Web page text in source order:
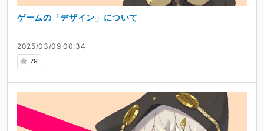
2025/03/09 00:34
79
ゲームの「デザイン」について